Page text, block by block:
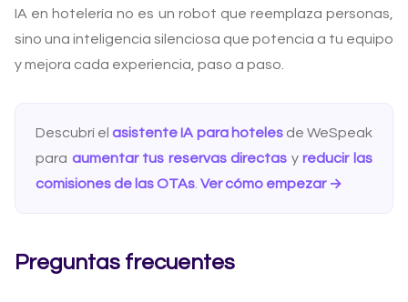
IA en hotelería no es un robot que reemplaza personas,
sino una inteligencia silenciosa que potencia a tu equipo
y mejora cada experiencia, paso a paso.
Descubrí elasistente IA para hotelesde WeSpeak
para aumentar tus reservas directas yreducir las
comisiones de las OTAs Ver cómo empezar →
Preguntas frecuentes